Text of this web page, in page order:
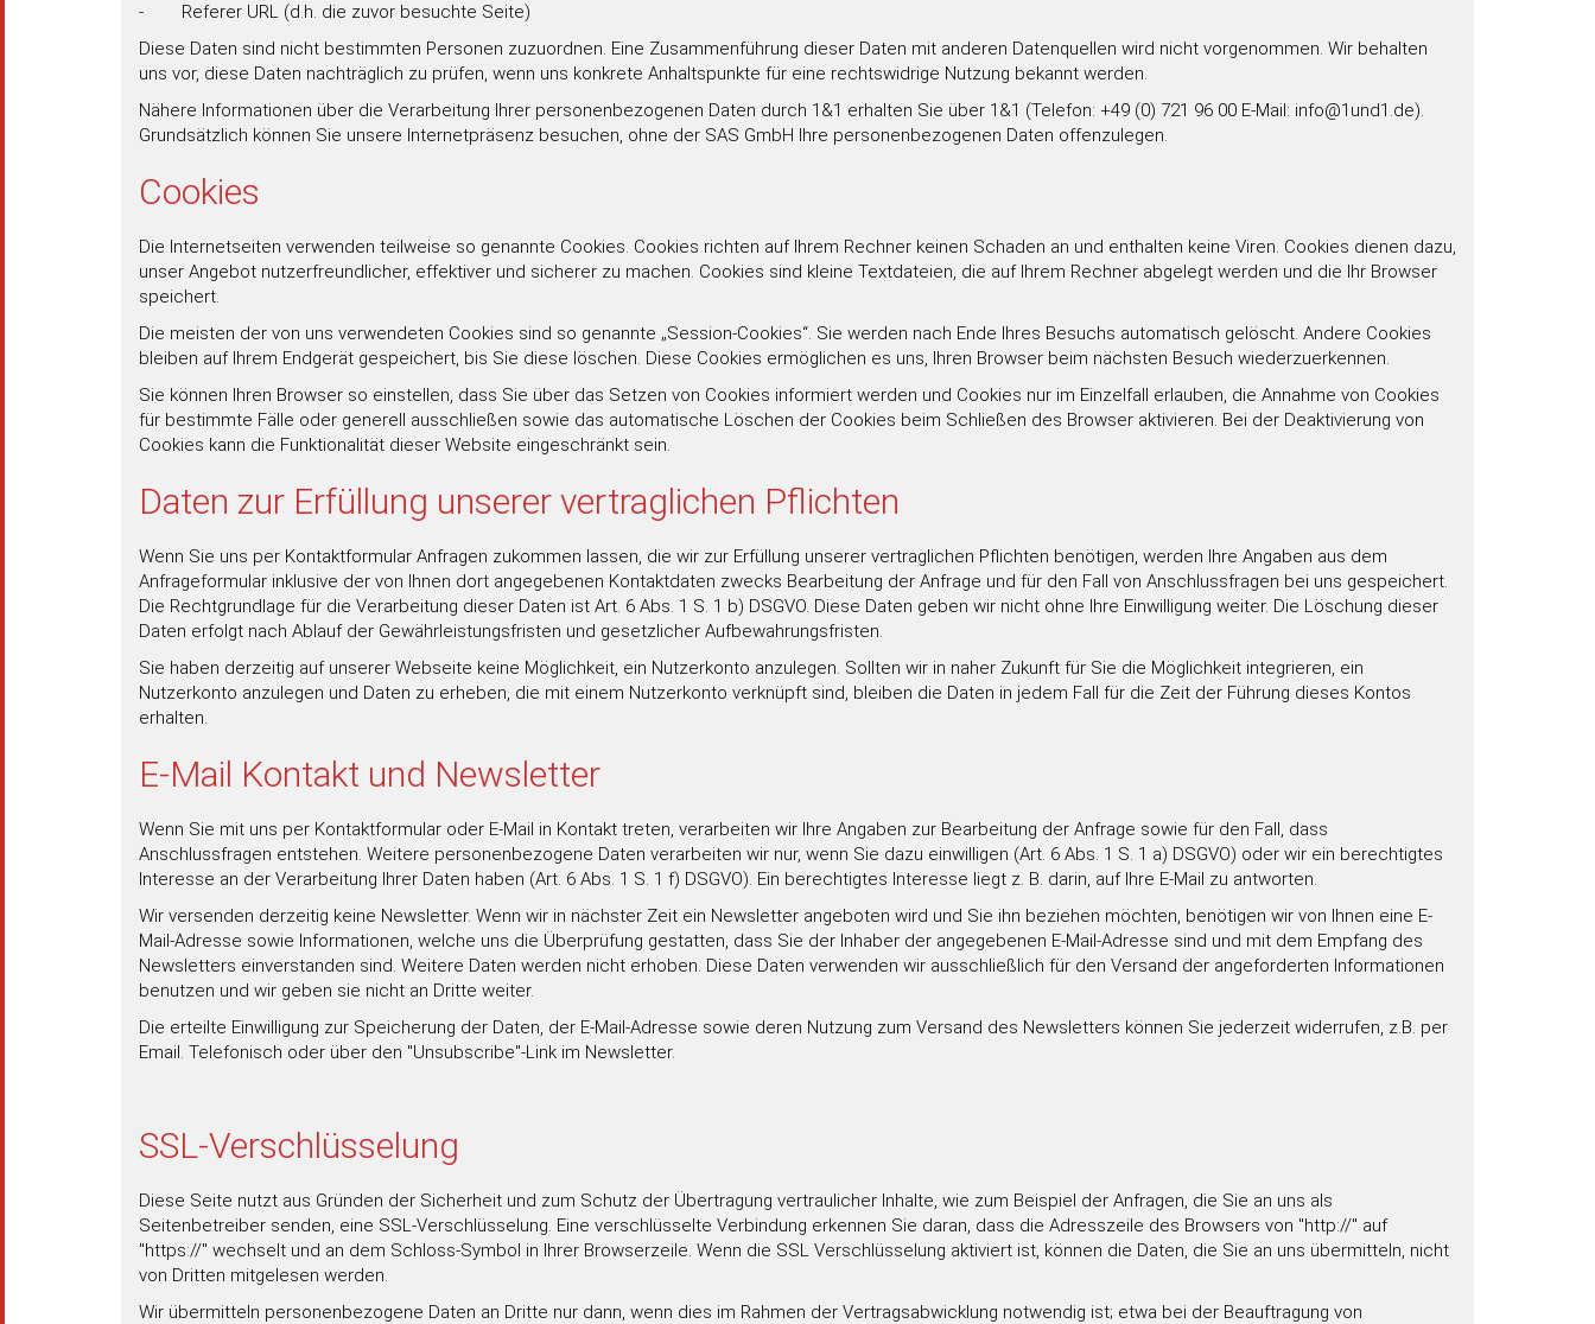
- Referer URL (d.h. die zuvor besuchte Seite)
Diese Daten sind nicht bestimmten Personen zuzuordnen. Eine Zusammenführung dieser Daten mit anderen Datenquellen wird nicht vorgenommen. Wir behalten
uns vor, diese Daten nachträglich zu prüfen, wenn uns konkrete Anhaltspunkte für eine rechtswidrige Nutzung bekannt werden.
Nähere Informationen über die Verarbeitung Ihrer personenbezogenen Daten durch 1&1 erhalten Sie über 1&1 (Telefon: +49 (0) 721 96 00 E-Mail: info@1und1.de).
Grundsätzlich können Sie unsere Internetpräsenz besuchen, ohne der SAS GmbH Ihre personenbezogenen Daten offenzulegen.
Cookies
Die Internetseiten verwenden teilweise so genannte Cookies. Cookies richten auf Ihrem Rechner keinen Schaden an und enthalten keine Viren. Cookies dienen dazu,
unser Angebot nutzerfreundlicher, effektiver und sicherer zu machen. Cookies sind kleine Textdateien, die auf Ihrem Rechner abgelegt werden und die Ihr Browser
speichert.
Die meisten der von uns verwendeten Cookies sind so genannte „Session-Cookies“. Sie werden nach Ende Ihres Besuchs automatisch gelöscht. Andere Cookies
bleiben auf Ihrem Endgerät gespeichert, bis Sie diese löschen. Diese Cookies ermöglichen es uns, Ihren Browser beim nächsten Besuch wiederzuerkennen.
Sie können Ihren Browser so einstellen, dass Sie über das Setzen von Cookies informiert werden und Cookies nur im Einzelfall erlauben, die Annahme von Cookies
für bestimmte Fälle oder generell ausschließen sowie das automatische Löschen der Cookies beim Schließen des Browser aktivieren. Bei der Deaktivierung von
Cookies kann die Funktionalität dieser Website eingeschränkt sein.
Daten zur Erfüllung unserer vertraglichen Pflichten
Wenn Sie uns per Kontaktformular Anfragen zukommen lassen, die wir zur Erfüllung unserer vertraglichen Pflichten benötigen, werden Ihre Angaben aus dem
Anfrageformular inklusive der von Ihnen dort angegebenen Kontaktdaten zwecks Bearbeitung der Anfrage und für den Fall von Anschlussfragen bei uns gespeichert.
Die Rechtgrundlage für die Verarbeitung dieser Daten ist Art. 6 Abs. 1 S. 1 b) DSGVO. Diese Daten geben wir nicht ohne Ihre Einwilligung weiter. Die Löschung dieser
Daten erfolgt nach Ablauf der Gewährleistungsfristen und gesetzlicher Aufbewahrungsfristen.
Sie haben derzeitig auf unserer Webseite keine Möglichkeit, ein Nutzerkonto anzulegen. Sollten wir in naher Zukunft für Sie die Möglichkeit integrieren, ein
Nutzerkonto anzulegen und Daten zu erheben, die mit einem Nutzerkonto verknüpft sind, bleiben die Daten in jedem Fall für die Zeit der Führung dieses Kontos
erhalten.
E-Mail Kontakt und Newsletter
Wenn Sie mit uns per Kontaktformular oder E-Mail in Kontakt treten, verarbeiten wir Ihre Angaben zur Bearbeitung der Anfrage sowie für den Fall, dass
Anschlussfragen entstehen. Weitere personenbezogene Daten verarbeiten wir nur, wenn Sie dazu einwilligen (Art. 6 Abs. 1 S. 1 a) DSGVO) oder wir ein berechtigtes
Interesse an der Verarbeitung Ihrer Daten haben (Art. 6 Abs. 1 S. 1 f) DSGVO). Ein berechtigtes Interesse liegt z. B. darin, auf Ihre E-Mail zu antworten.
Wir versenden derzeitig keine Newsletter. Wenn wir in nächster Zeit ein Newsletter angeboten wird und Sie ihn beziehen möchten, benötigen wir von Ihnen eine E-
Mail-Adresse sowie Informationen, welche uns die Überprüfung gestatten, dass Sie der Inhaber der angegebenen E-Mail-Adresse sind und mit dem Empfang des
Newsletters einverstanden sind. Weitere Daten werden nicht erhoben. Diese Daten verwenden wir ausschließlich für den Versand der angeforderten Informationen
benutzen und wir geben sie nicht an Dritte weiter.
Die erteilte Einwilligung zur Speicherung der Daten, der E-Mail-Adresse sowie deren Nutzung zum Versand des Newsletters können Sie jederzeit widerrufen, z.B. per
Email. Telefonisch oder über den "Unsubscribe"-Link im Newsletter.
SSL-Verschlüsselung
Diese Seite nutzt aus Gründen der Sicherheit und zum Schutz der Übertragung vertraulicher Inhalte, wie zum Beispiel der Anfragen, die Sie an uns als
Seitenbetreiber senden, eine SSL-Verschlüsselung. Eine verschlüsselte Verbindung erkennen Sie daran, dass die Adresszeile des Browsers von "http://" auf
"https://" wechselt und an dem Schloss-Symbol in Ihrer Browserzeile. Wenn die SSL Verschlüsselung aktiviert ist, können die Daten, die Sie an uns übermitteln, nicht
von Dritten mitgelesen werden.
Wir übermitteln personenbezogene Daten an Dritte nur dann, wenn dies im Rahmen der Vertragsabwicklung notwendig ist; etwa bei der Beauftragung von